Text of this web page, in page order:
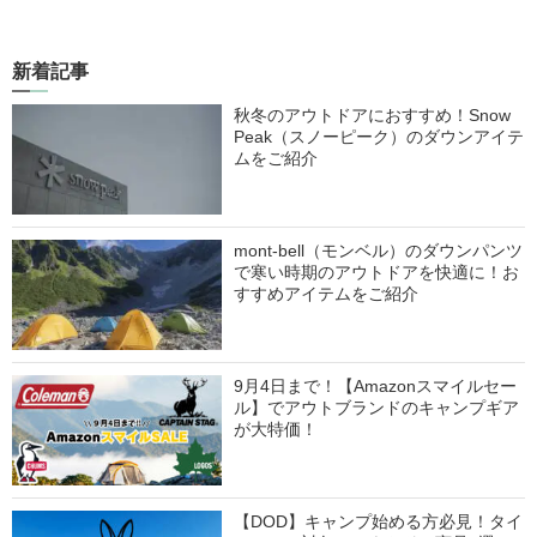
新着記事
秋冬のアウトドアにおすすめ！Snow
Peak（スノーピーク）のダウンアイテ
ムをご紹介
mont-bell（モンベル）のダウンパンツ
で寒い時期のアウトドアを快適に！お
すすめアイテムをご紹介
9月4日まで！【Amazonスマイルセー
ル】でアウトブランドのキャンプギア
が大特価！
【DOD】キャンプ始める方必見！タイ